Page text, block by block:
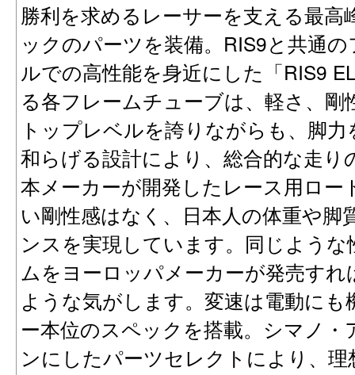
勝利を求めるレーサーを支える最
ックのパーツを装備。RIS9と共通
ルでの高性能を身近にした「RIS9
る各フレームチューブは、軽さ、
トップレベルを誇りながらも、脚
和らげる設計により、総合的な走り
本メーカーが開発したレース用ロ
い剛性感はなく、日本人の体重や脚
ンスを実現しています。同じよう
ムをヨーロッパメーカーが発売す
ような気がします。変速は電動に
ー本位のスペックを搭載。シマノ
ンにしたパーツセレクトにより、